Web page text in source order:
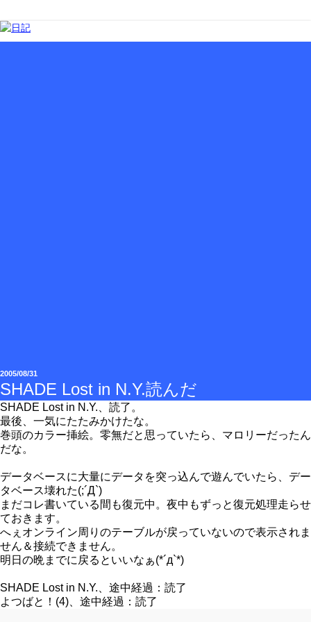
2005/08/31
SHADE Lost in N.Y.読んだ
SHADE Lost in N.Y.、読了。
最後、一気にたたみかけたな。
巻頭のカラー挿絵。零無だと思っていたら、マロリーだったん
だな。
データベースに大量にデータを突っ込んで遊んでいたら、デー
タベース壊れた(;´Д`)
まだコレ書いている間も復元中。夜中もずっと復元処理走らせ
ておきます。
へぇオンライン周りのテーブルが戻っていないので表示されま
せん＆接続できません。
明日の晩までに戻るといいなぁ(*´д`*)
SHADE Lost in N.Y.、途中経過：読了
よつばと！(4)、途中経過：読了